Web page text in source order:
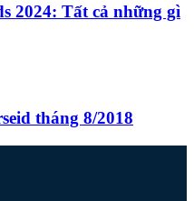
2024: Tất cả những gì
tháng 8/2018